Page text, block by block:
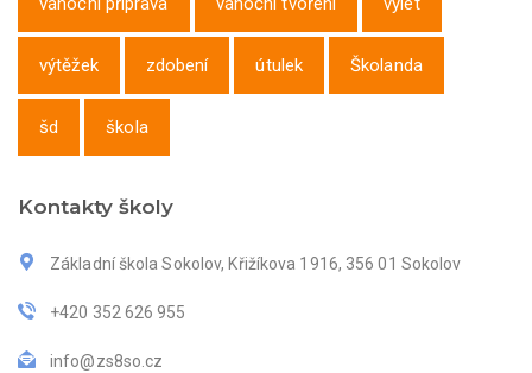
výtěžek zdobení útulek Školanda
šd škola
Kontakty školy
Základní škola Sokolov, Křižíkova 1916, 356 01 Sokolov
+420 352 626 955
info@zs8so.cz